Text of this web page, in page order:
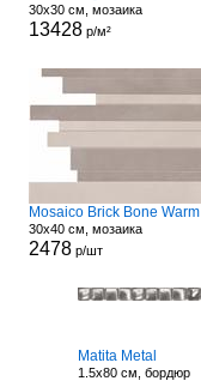
30x30 см, мозаика
13428р/м²
Mosaico Brick Bone Warm
30x40 см, мозаика
2478р/шт
Matita Metal
1.5x80 см, бордюр